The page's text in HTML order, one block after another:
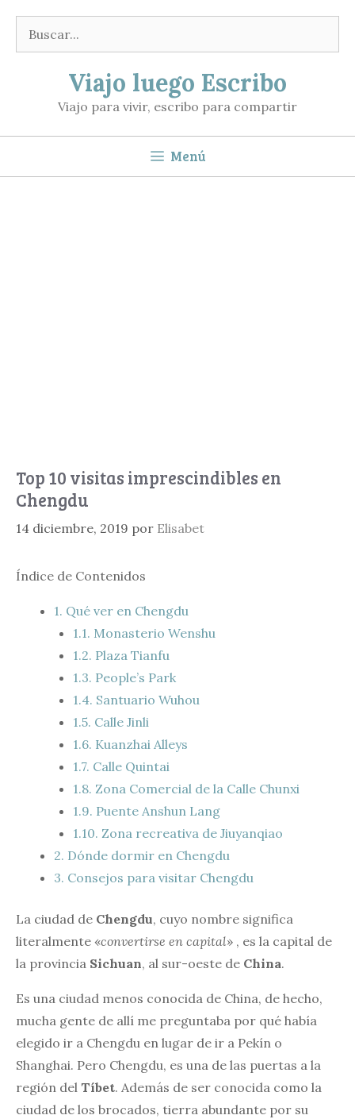
contenido
Buscar:
Viajo luego Escribo
Viajo para vivir, escribo para compartir
Menú
Top 10 visitas imprescindibles en
Chengdu
14 diciembre, 2019 por Elisabet
Índice de Contenidos
1. Qué ver en Chengdu
1.1. Monasterio Wenshu
1.2. Plaza Tianfu
1.3. People’s Park
1.4. Santuario Wuhou
1.5. Calle Jinli
1.6. Kuanzhai Alleys
1.7. Calle Quintai
1.8. Zona Comercial de la Calle Chunxi
1.9. Puente Anshun Lang
1.10. Zona recreativa de Jiuyanqiao
2. Dónde dormir en Chengdu
3. Consejos para visitar Chengdu
La ciudad de Chengdu, cuyo nombre significa
literalmente «convertirse en capital» , es la capital de
la provincia Sichuan, al sur-oeste de China.
Es una ciudad menos conocida de China, de hecho,
mucha gente de allí me preguntaba por qué había
elegido ir a Chengdu en lugar de ir a Pekín o
Shanghai. Pero Chengdu, es una de las puertas a la
región del Tíbet. Además de ser conocida como la
ciudad de los brocados, tierra abundante por su